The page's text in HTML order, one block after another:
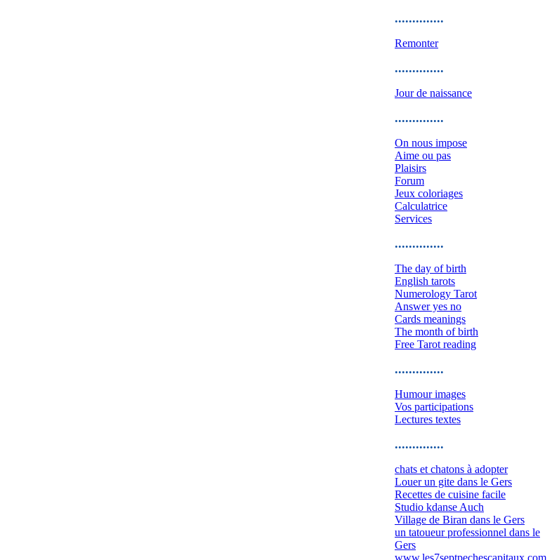
..............
Remonter
..............
Jour de naissance
..............
On nous impose
Aime ou pas
Plaisirs
Forum
Jeux coloriages
Calculatrice
Services
..............
The day of birth
English tarots
Numerology Tarot
Answer yes no
Cards meanings
The month of birth
Free Tarot reading
..............
Humour images
Vos participations
Lectures textes
..............
chats et chatons à adopter
Louer un gite dans le Gers
Recettes de cuisine facile
Studio kdanse Auch
Village de Biran dans le Gers
un tatoueur professionnel dans le
Gers
www.les7septpechescapitaux.com